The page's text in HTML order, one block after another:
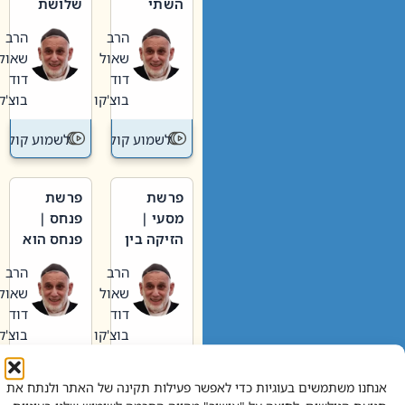
אנחנו משתמשים בעוגיות כדי לאפשר פעילות תקינה של האתר ולנתח את
וערב של
חיינו
הרב
שאול
דוד
בוצ'קו
לשמוע קול תורה – מדרש
האבות
הרב
שאול
דוד
בוצ'קו
לשמוע קול
פרשת
מסעי |
הזיקה בין
הגדול לעם הרב
שאול
דוד
בוצ'קו
לשמוע קול תורה – מדרש
פרשת
פנחס |
פנחס הוא
אליהו: בין
קנאות
הורסת
לקנאות
בונה
הרב
שאול
דוד
בוצ'קו
לשמוע קול